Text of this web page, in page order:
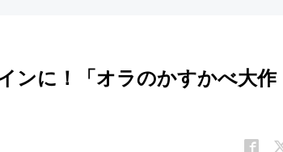
ンに！「オラのかすかべ大作